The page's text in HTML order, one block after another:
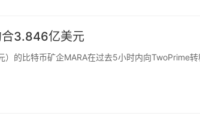
3.846亿美元
的比特币矿企MARA在过去5小时内向TwoPrime转